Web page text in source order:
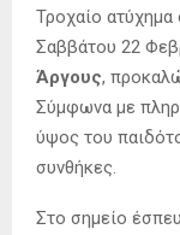
Τροχαίο
Σαββάτου 22
Άργους,
Σύμφωνα με
ύψος του
συνθήκες.
Στο σημείο